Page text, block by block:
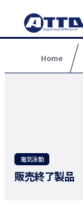
Home
電気泳動
販売終了製品